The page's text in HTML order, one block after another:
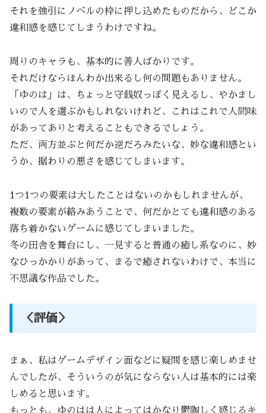
それを強引にノベルの枠に押し込めたものだから、どこか
違和感を感じてしまうわけですね。
周りのキャラも、基本的に善人ばかりです。
それだけならほんわか出来るし何の問題もありません。
「ゆのは」は、ちょっと守銭奴っぽく見えるし、やかまし
いので人を選ぶかもしれないけれど、これはこれで人間味
があってありと考えることもできるでしょう。
ただ、両方並ぶと何だか逆だろみたいな、妙な違和感とい
うか、据わりの悪さを感じてしまいます。
1つ1つの要素は大したことはないのかもしれませんが、
複数の要素が絡みあうことで、何だかとても違和感のある
落ち着かないゲームに感じてしまいました。
冬の田舎を舞台にし、一見すると普通の癒し系なのに、妙
なひっかかりがあって、まるで癒されないわけで、本当に
不思議な作品でした。
＜評価＞
まぁ、私はゲームデザイン面などに疑問を感じ楽しめませ
んでしたが、そういうのが気にならない人は基本的には楽
しめると思います。
もっとも、ゆのはは人によってはかなり鬱陶しく感じるキ